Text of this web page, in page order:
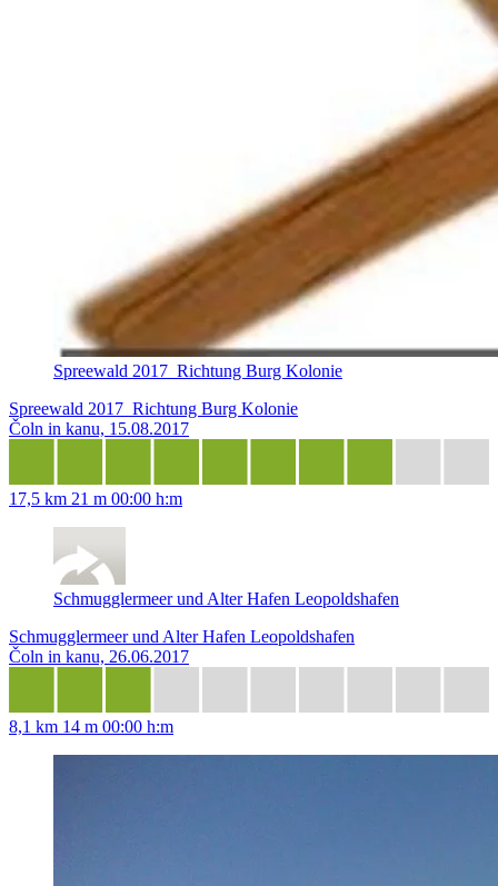
Spreewald 2017_Richtung Burg Kolonie
Spreewald 2017_Richtung Burg Kolonie
Čoln in kanu, 15.08.2017
17,5 km 21 m 00:00 h:m
Schmugglermeer und Alter Hafen Leopoldshafen
Schmugglermeer und Alter Hafen Leopoldshafen
Čoln in kanu, 26.06.2017
8,1 km 14 m 00:00 h:m